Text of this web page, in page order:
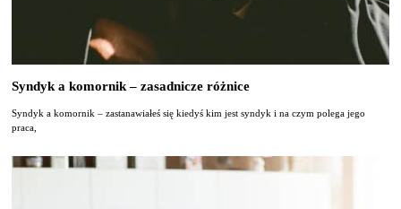
Syndyk a komornik – zasadnicze różnice
Syndyk a komornik – zastanawiałeś się kiedyś kim jest syndyk i na czym polega jego
praca,